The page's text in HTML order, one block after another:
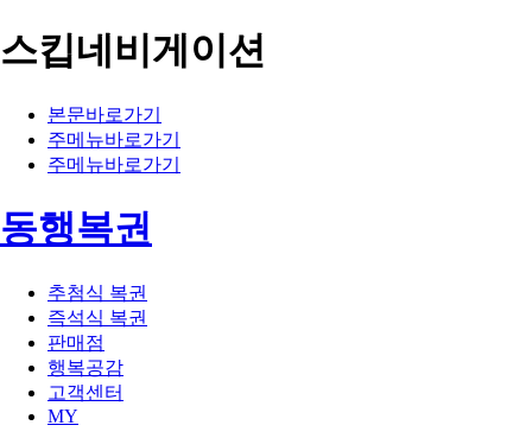
스킵네비게이션
본문바로가기
주메뉴바로가기
주메뉴바로가기
동행복권
추첨식 복권
즉석식 복권
판매점
행복공감
고객센터
MY